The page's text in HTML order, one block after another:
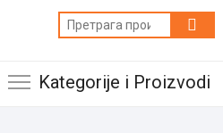
Претрага
за:
Kategorije i Proizvodi